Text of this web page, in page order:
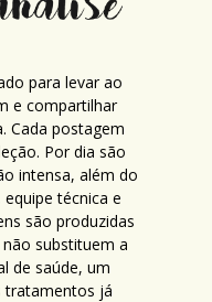
para levar ao
e compartilhar
Cada postagem
Por dia são
intensa, além do
técnica e
são produzidas
substituem a
de saúde, um
tratamentos já